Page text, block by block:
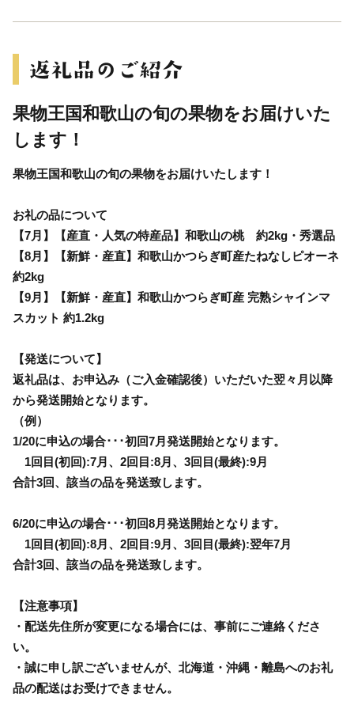
果物王国和歌山の旬の果物をお届けいた
します！
果物王国和歌山の旬の果物をお届けいたします！
お礼の品について
【7月】【産直・人気の特産品】和歌山の桃 約2kg・秀選品
【8月】【新鮮・産直】和歌山かつらぎ町産たねなしピオーネ
約2kg
【9月】【新鮮・産直】和歌山かつらぎ町産 完熟シャインマ
スカット 約1.2kg
【発送について】
返礼品は、お申込み（ご入金確認後）いただいた翌々月以降
から発送開始となります。
（例）
1/20に申込の場合･･･初回7月発送開始となります。
1回目(初回):7月、2回目:8月、3回目(最終):9月
合計3回、該当の品を発送致します。
6/20に申込の場合･･･初回8月発送開始となります。
1回目(初回):8月、2回目:9月、3回目(最終):翌年7月
合計3回、該当の品を発送致します。
【注意事項】
・配送先住所が変更になる場合には、事前にご連絡くださ
い。
・誠に申し訳ございませんが、北海道・沖縄・離島へのお礼
品の配送はお受けできません。